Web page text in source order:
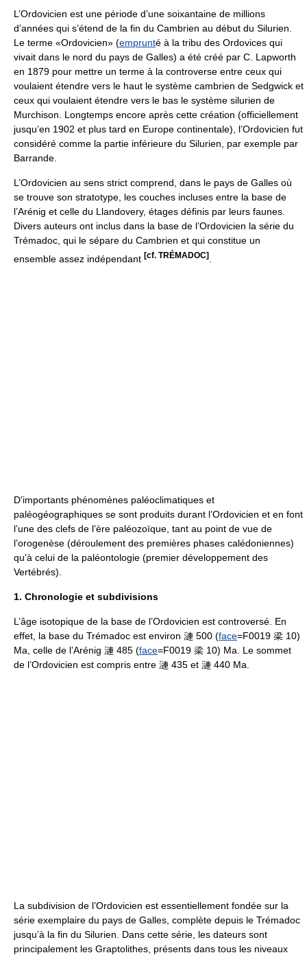
L’Ordovicien est une période d’une soixantaine de millions
d’années qui s’étend de la fin du Cambrien au début du Silurien.
Le terme «Ordovicien» (emprunté à la tribu des Ordovices qui
vivait dans le nord du pays de Galles) a été créé par C. Lapworth
en 1879 pour mettre un terme à la controverse entre ceux qui
voulaient étendre vers le haut le système cambrien de Sedgwick et
ceux qui voulaient étendre vers le bas le système silurien de
Murchison. Longtemps encore après cette création (officiellement
jusqu’en 1902 et plus tard en Europe continentale), l’Ordovicien fut
considéré comme la partie inférieure du Silurien, par exemple par
Barrande.
L’Ordovicien au sens strict comprend, dans le pays de Galles où
se trouve son stratotype, les couches incluses entre la base de
l’Arénig et celle du Llandovery, étages définis par leurs faunes.
Divers auteurs ont inclus dans la base de l’Ordovicien la série du
Trémadoc, qui le sépare du Cambrien et qui constitue un
ensemble assez indépendant [cf. TRÉMADOC]
D’importants phénomènes paléoclimatiques et
paléogéographiques se sont produits durant l’Ordovicien et en font
l’une des clefs de l’ère paléozoïque, tant au point de vue de
l’orogenèse (déroulement des premières phases calédoniennes)
qu’à celui de la paléontologie (premier développement des
Vertébrés).
1. Chronologie et subdivisions
L’âge isotopique de la base de l’Ordovicien est controversé. En
effet, la base du Trémadoc est environ 漣 500 (face=F0019 梁 10)
Ma, celle de l’Arénig 漣 485 (face=F0019 梁 10) Ma. Le sommet
de l’Ordovicien est compris entre 漣 435 et 漣 440 Ma.
La subdivision de l’Ordovicien est essentiellement fondée sur la
série exemplaire du pays de Galles, complète depuis le Trémadoc
jusqu’à la fin du Silurien. Dans cette série, les dateurs sont
principalement les Graptolithes, présents dans tous les niveaux